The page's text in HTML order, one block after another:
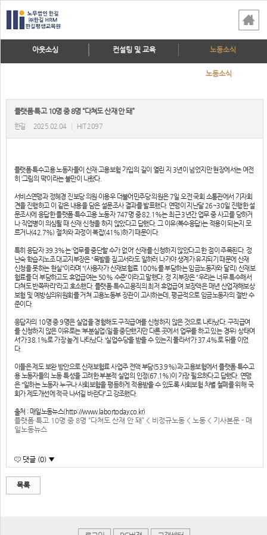
아웃소싱 컨설팅 및 교육 노동소식
노동소식
플랫폼·특고 10명 중 8명 “다쳐도 산재 안 돼”
한길 2025.02.04 HIT 2097
플랫폼·특수고용 노동자들이 산재·고용보험 가입의 길이 열린 지 3년이 넘었지만 현장에서는 여전
히 ‘그림의 떡’이라는 불만이 나왔다.
서비스연맹과 정혜경 진보당 의원·이용우 더불어민주당 의원은 7일 오전 국회 소통관에서 기자회
견을 진행하고 이 같은 내용을 담은 설문조사 결과를 발표했다. 연맹이 지난달 26~30일 진행한 설
문조사에 응답한 플랫폼·특수고용 노동자 747명 중 82.1%는 최근 3년간 업무 중 사고를 당하거
나 직업병이 의심될 때 산재 신청을 하지 않았다고 답했다. 그 이유(복수응답)는 적용이 되는지 모
르거나(42.7%) 절차와 과정이 복잡(41%)하기 때문이다.
특히 응답자 39.3%는 ‘업무를 중단할 수가 없어’ 산재를 신청하지 않았다고 한 점이 주목된다. 정
난숙 학습지노조 대교지부장은 “목발을 짚고서라도 일하러 나가야 생계가 유지되기 때문에 산재
신청을 못하는 현실”이라며 “(사용자가 산재보험료 100%를 부담하는 임금노동자와 달리) 산재보
험료를 더 부담하고도 휴업급여는 50% 수준”이라고 말했다. 정 지부장은 “우리는 너무 특수해서
다쳐도 반쪽짜리”라고 호소했다. 플랫폼·특수고용직의 최저 휴업급여 보장액은 매년 산업재해보상
보험 및 예방심의위원회를 거쳐 고용노동부 장관이 고시하는데, 평균적으로 임금노동자의 절반 수
준이다.
응답자의 10명 중 9명은 실업을 경험해도 구직급여를 신청하지 않은 것으로 나타났다. 구직급여
를 신청하지 않은 이유로는 ‘부분실업(일을 중단했지만 다른 곳에서 업무를 하고 있는 경우) 상태여
서’가 38.1%로 가장 높게 나타났다. ‘실업수당을 받을 수 있는지 몰라서’가 37.4%로 뒤를 이었
다.
이들은 제도 보완 방안으로 산재보험료 사업주 전액 부담(53.9%)과 고용보험에서 플랫폼·특수고
용 노동자들의 노동 특성을 고려한 부분적 실업의 인정(67.1%)이 가장 필요하다고 답했다. 연맹
은 “일하는 노동자 누구나 사회보험을 평등하게 적용받을 수 있도록 사회보험 차별 철폐를 위해 국
회가 제도개선에 적극 나서길 바란다”고 강조했다.
출처 : 매일노동뉴스(http://www.labortoday.co.kr)
플랫폼·특고 10명 중 8명 “다쳐도 산재 안 돼” < 비정규노동 < 노동 < 기사본문 - 매
일노동뉴스
댓글 (0) ▼
목록